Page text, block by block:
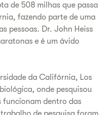
de 508 milhas que passa
fazendo parte de uma
pessoas. Dr. John Heiss
e é um ávido
da Califórnia, Los
onde pesquisou
funcionam dentro das